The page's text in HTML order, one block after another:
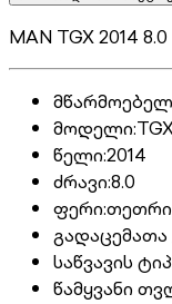
MAN TGX 2014 8.0
მოდელი:
წელი:2014
ძრავი:8.0
ფერი:თეთრი
საწვავის
წამყვანი